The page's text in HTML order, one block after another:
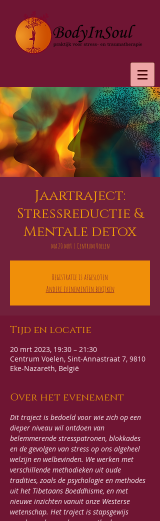
Jaartraject:
Stressreductie &
Mentale detox
ma 20 mrt
  |
Centrum Voelen
Registratie is afgesloten
Andere evenementen bekijken
Tijd en locatie
20 mrt 2023, 19:30 – 21:30
Centrum Voelen, Sint-Annastraat 7, 9810
Eke-Nazareth, België
Over het evenement
Dit traject is bedoeld voor wie zich op een
dieper niveau wil ontdoen van
belemmerende stresspatronen, blokkades
en de gevolgen van stress op ons algeheel
welzijn en welbevinden. We werken met
verschillende methodieken uit oude
tradities, zoals de psychologie en methodes
uit het Tibetaans Boeddhisme, en met
nieuwe inzichten vanuit onze Westerse
wetenschap. Het traject is stapsgewijs